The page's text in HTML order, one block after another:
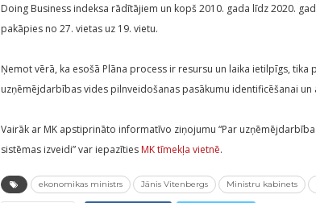
Doing Business indeksa rādītājiem un kopš 2010. gada līdz 2020.
pakāpies no 27. vietas uz 19. vietu.
Ņemot vērā, ka esošā Plāna process ir resursu un laika ietilpīgs,
uzņēmējdarbības vides pilnveidošanas pasākumu identificēšanai un
Vairāk ar MK apstiprināto informatīvo ziņojumu “Par
sistēmas izveidi” var iepazīties MK tīmekļa vietnē.
ekonomikas ministrs Jānis Vitenbergs Ministru kabinets